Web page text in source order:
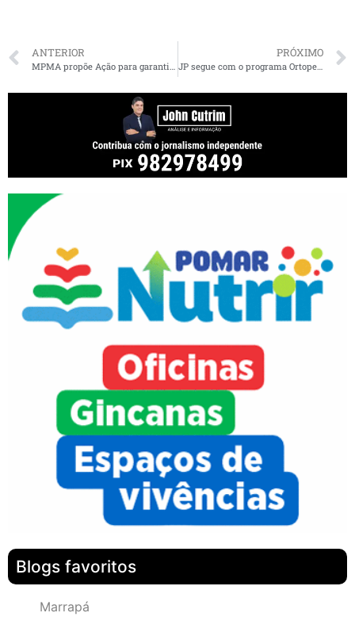
ANTERIOR PRÓXIMO
JP segue com o programa Ortopedia nos Bairros, beneficiando a população de Imperatriz
Blogs favoritos
Marrapá